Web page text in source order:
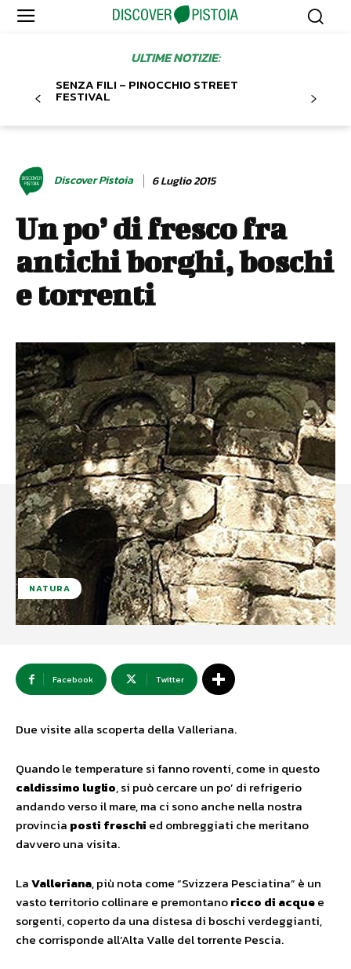
ULTIME NOTIZIE:
SENZA FILI – PINOCCHIO STREET
FESTIVAL
Discover Pistoia 6 Luglio 2015
Un po’ di fresco fra
antichi borghi, boschi
e torrenti
NATURA
Facebook Twitter
Due visite alla scoperta della Valleriana.
Quando le temperature si fanno roventi, come in questo
caldissimo luglio, si può cercare un po’ di refrigerio
andando verso il mare, ma ci sono anche nella nostra
provincia posti freschi ed ombreggiati che meritano
davvero una visita.
LaValleriana, più nota come “Svizzera Pesciatina” è un
vasto territorio collinare e premontanoricco di acquee
sorgenti, coperto da una distesa di boschi verdeggianti,
che corrisponde all’Alta Valle del torrente Pescia.